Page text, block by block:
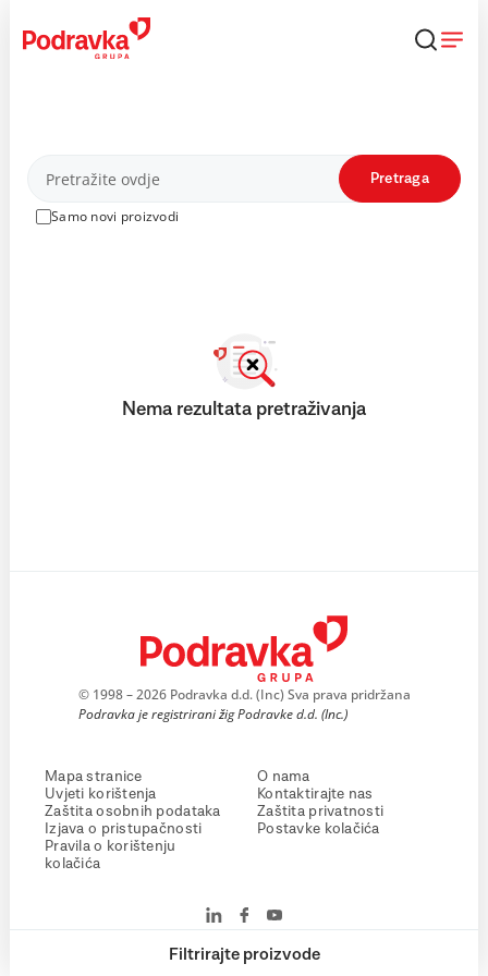
content
Proizvodi
Samo novi proizvodi
Pretraga
Filtrirajte proizvode
Nema rezultata pretraživanja
© 1998 – 2026 Podravka d.d. (Inc) Sva prava pridržana
Podravka je registrirani žig Podravke d.d. (Inc.)
Mapa stranice
Uvjeti korištenja
Zaštita osobnih podataka
Izjava o pristupačnosti
Pravila o korištenju
kolačića
O nama
Kontaktirajte nas
Zaštita privatnosti
Postavke kolačića